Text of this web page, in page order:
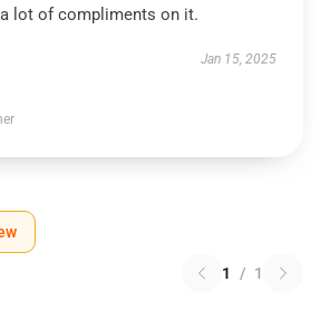
lot of compliments on it.
Jan 15, 2025
1 / 1